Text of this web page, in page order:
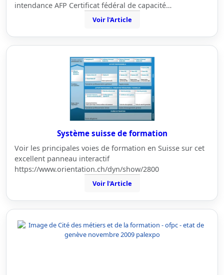
intendance AFP Certificat fédéral de capacité…
Voir l'Article
Système suisse de formation
Voir les principales voies de formation en Suisse sur cet
excellent panneau interactif
https://www.orientation.ch/dyn/show/2800
Voir l'Article